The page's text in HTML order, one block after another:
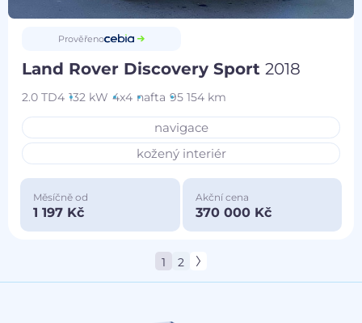
Prověřeno
Land Rover Discovery Sport2018
2.0 TD4 132 kW 4x4 nafta 95 154 km
navigace
kožený interiér
Měsíčně od
1 197 Kč
Akční cena
370 000 Kč
1 2